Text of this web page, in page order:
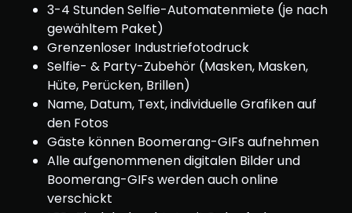
3-4 Stunden Selfie-Automatenmiete (je nach
gewähltem Paket)
Grenzenloser Industriefotodruck
Selfie- & Party-Zubehör (Masken, Masken,
Hüte, Perücken, Brillen)
Name, Datum, Text, individuelle Grafiken auf
den Fotos
Gäste können Boomerang-GIFs aufnehmen
Alle aufgenommenen digitalen Bilder und
Boomerang-GIFs werden auch online
verschickt